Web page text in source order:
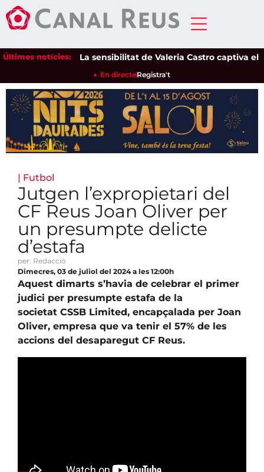
Últimes notícies:La sensibilitat de Valeria Castro captiva el
En directeRegistra't
| Futbol
Jutgen l’expropietari del
CF Reus Joan Oliver per
un presumpte delicte
d’estafa
per: Redacció
Dimecres, 03 de juliol del 2024 a les 12:00h
Aquest dimarts s’havia de celebrar el primer
judici per presumpte estafa de la
societat CSSB Limited, encapçalada per Joan
Oliver, empresa que va tenir el 57% de les
accions del desaparegut CF Reus.